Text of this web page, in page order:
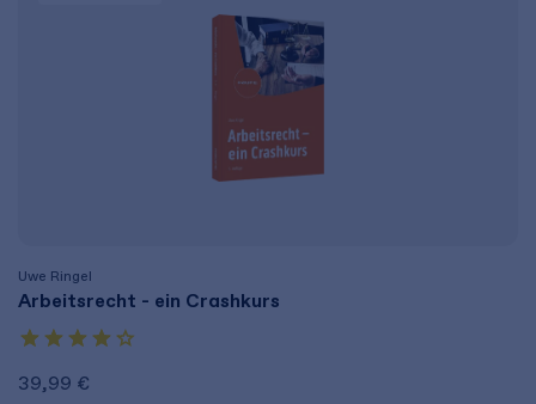
Uwe Ringel
Arbeitsrecht - ein Crashkurs
39,99 €